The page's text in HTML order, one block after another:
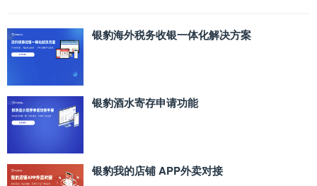
银豹海外税务收银一体化解决方案
银豹酒水寄存申请功能
银豹我的店铺 APP外卖对接